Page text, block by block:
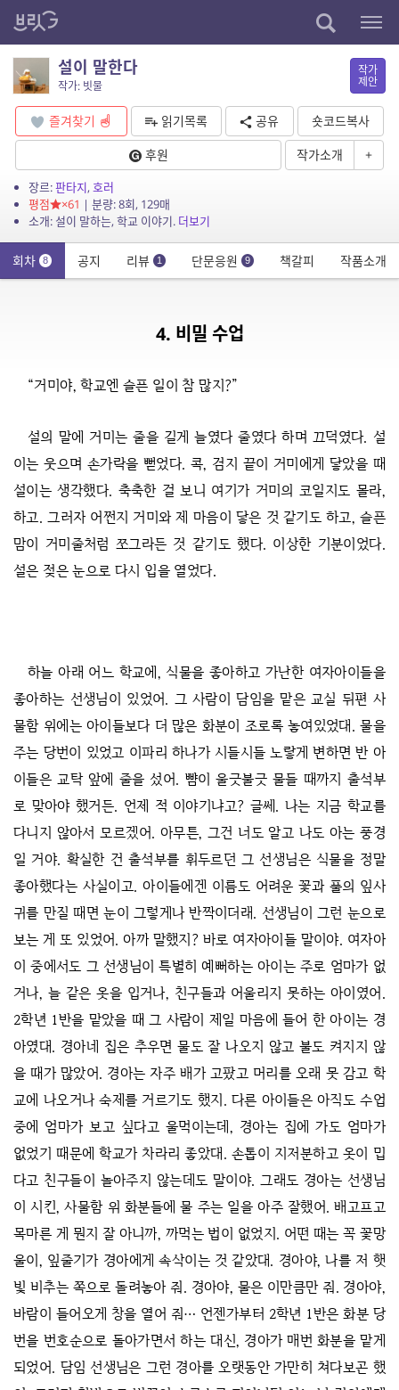
설이 말한다
작가: 빗물
작가
제안
즐겨찾기 읽기목록 공유
숏코드복사
후원
작가소개 +
장르:판타지,호러
평점
×61 | 분량: 8회, 129매
소개: 설이 말하는, 학교 이야기. 더보기
회차 8 공지 리뷰 1 단문응원 9 책갈피 작품소개
4. 비밀 수업
“거미야, 학교엔 슬픈 일이 참 많지?”
설의 말에 거미는 줄을 길게 늘였다 줄였다 하며 끄덕였다. 설
이는 웃으며 손가락을 뻗었다. 콕, 검지 끝이 거미에게 닿았을 때
설이는 생각했다. 축축한 걸 보니 여기가 거미의 코일지도 몰라,
하고. 그러자 어쩐지 거미와 제 마음이 닿은 것 같기도 하고, 슬픈
맘이 거미줄처럼 쪼그라든 것 같기도 했다. 이상한 기분이었다.
설은 젖은 눈으로 다시 입을 열었다.
하늘 아래 어느 학교에, 식물을 좋아하고 가난한 여자아이들을
좋아하는 선생님이 있었어. 그 사람이 담임을 맡은 교실 뒤편 사
물함 위에는 아이들보다 더 많은 화분이 조로록 놓여있었대. 물을
주는 당번이 있었고 이파리 하나가 시들시들 노랗게 변하면 반 아
이들은 교탁 앞에 줄을 섰어. 뺨이 울긋불긋 물들 때까지 출석부
로 맞아야 했거든. 언제 적 이야기냐고? 글쎄. 나는 지금 학교를
다니지 않아서 모르겠어. 아무튼, 그건 너도 알고 나도 아는 풍경
일 거야. 확실한 건 출석부를 휘두르던 그 선생님은 식물을 정말
좋아했다는 사실이고. 아이들에겐 이름도 어려운 꽃과 풀의 잎사
귀를 만질 때면 눈이 그렇게나 반짝이더래. 선생님이 그런 눈으로
보는 게 또 있었어. 아까 말했지? 바로 여자아이들 말이야. 여자아
이 중에서도 그 선생님이 특별히 예뻐하는 아이는 주로 엄마가 없
거나, 늘 같은 옷을 입거나, 친구들과 어울리지 못하는 아이였어.
2학년 1반을 맡았을 때 그 사람이 제일 마음에 들어 한 아이는 경
아였대. 경아네 집은 추우면 물도 잘 나오지 않고 불도 켜지지 않
을 때가 많았어. 경아는 자주 배가 고팠고 머리를 오래 못 감고 학
교에 나오거나 숙제를 거르기도 했지. 다른 아이들은 아직도 수업
중에 엄마가 보고 싶다고 울먹이는데, 경아는 집에 가도 엄마가
없었기 때문에 학교가 차라리 좋았대. 손톱이 지저분하고 옷이 밉
다고 친구들이 놀아주지 않는데도 말이야. 그래도 경아는 선생님
이 시킨, 사물함 위 화분들에 물 주는 일을 아주 잘했어. 배고프고
목마른 게 뭔지 잘 아니까, 까먹는 법이 없었지. 어떤 때는 꼭 꽃망
울이, 잎줄기가 경아에게 속삭이는 것 같았대. 경아야, 나를 저 햇
빛 비추는 쪽으로 돌려놓아 줘. 경아야, 물은 이만큼만 줘. 경아야,
바람이 들어오게 창을 열어 줘… 언젠가부터 2학년 1반은 화분 당
번을 번호순으로 돌아가면서 하는 대신, 경아가 매번 화분을 맡게
되었어. 담임 선생님은 그런 경아를 오랫동안 가만히 쳐다보곤 했